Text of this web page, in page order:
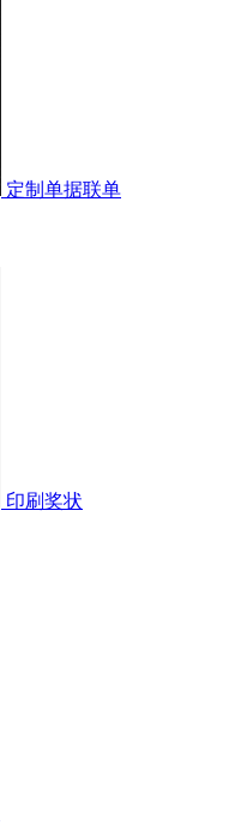
定制单据联单
印刷奖状